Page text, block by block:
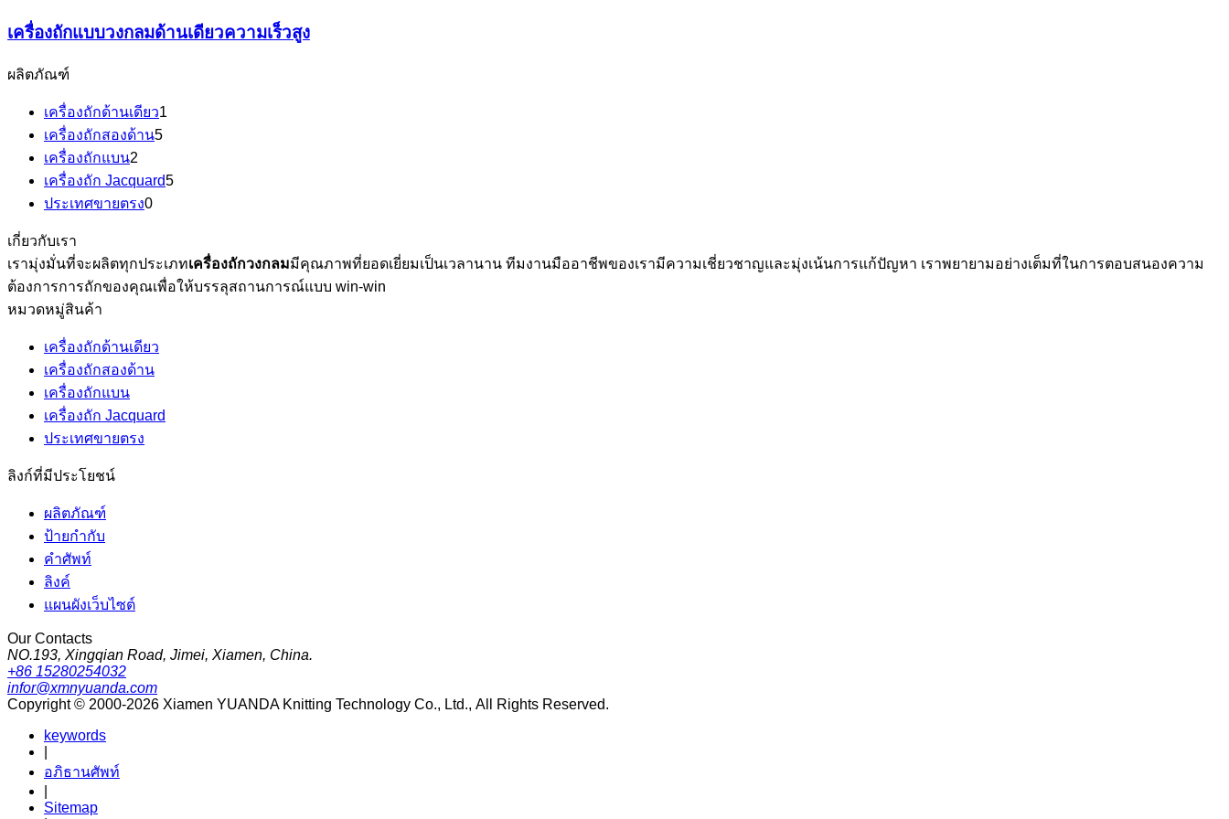
เครื่องถักแบบวงกลมด้านเดียวความเร็วสูง
ผลิตภัณฑ์
เครื่องถักด้านเดียว1
เครื่องถักสองด้าน5
เครื่องถักแบน2
เครื่องถัก Jacquard5
ประเทศขายตรง0
เกี่ยวกับเรา
เรามุ่งมั่นที่จะผลิตทุกประเภทเครื่องถักวงกลมมีคุณภาพที่ยอดเยี่ยมเป็นเวลานาน ทีมงานมืออาชีพของเรามีความเชี่ยวชาญและมุ่งเน้นการแก้ปัญหา เราพยายามอย่างเต็มที่ในการตอบสนองความ
ต้องการการถักของคุณเพื่อให้บรรลุสถานการณ์แบบ win-win
หมวดหมู่สินค้า
เครื่องถักด้านเดียว
เครื่องถักสองด้าน
เครื่องถักแบน
เครื่องถัก Jacquard
ประเทศขายตรง
ลิงก์ที่มีประโยชน์
ผลิตภัณฑ์
ป้ายกำกับ
คำศัพท์
ลิงค์
แผนผังเว็บไซต์
Our Contacts
NO.193, Xingqian Road, Jimei, Xiamen, China.
+86 15280254032
infor@xmnyuanda.com
Copyright © 2000-2026 Xiamen YUANDA Knitting Technology Co., Ltd., All Rights Reserved.
keywords
อภิธานศัพท์
Sitemap